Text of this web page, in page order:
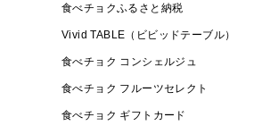
食べチョクふるさと納税
Vivid TABLE（ビビッドテーブル）
食べチョク コンシェルジュ
食べチョク フルーツセレクト
食べチョク ギフトカード